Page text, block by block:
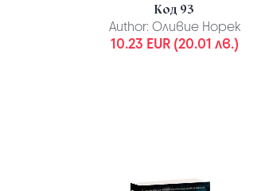
Код 93
Author: Оливие Норек
10.23 EUR (20.01 лв.)